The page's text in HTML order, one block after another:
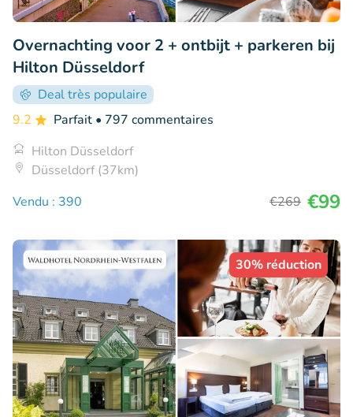
Overnachting voor 2 + ontbijt + parkeren bij
Hilton Düsseldorf
Deal très populaire
9.2
Parfait • 797 commentaires
Hilton Düsseldorf
Düsseldorf (37km)
Vendu : 390
€269 €99
30% réduction